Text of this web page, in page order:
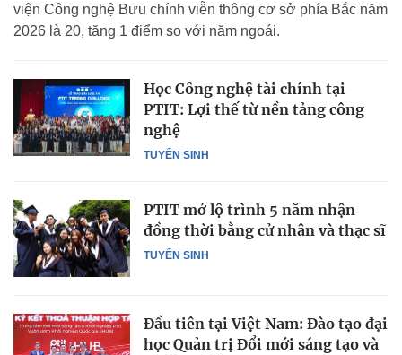
viện Công nghệ Bưu chính viễn thông cơ sở phía Bắc năm
2026 là 20, tăng 1 điểm so với năm ngoái.
TUYỂN SINH
Học Công nghệ tài chính tại
PTIT: Lợi thế từ nền tảng công
nghệ
TUYỂN SINH
PTIT mở lộ trình 5 năm nhận
đồng thời bằng cử nhân và thạc sĩ
Đầu tiên tại Việt Nam: Đào tạo đại
học Quản trị Đổi mới sáng tạo và